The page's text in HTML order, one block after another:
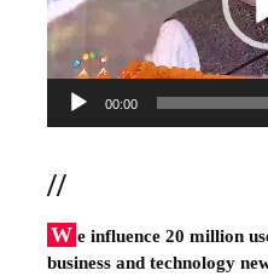
00:00
//
W e influence 20 million
business and technology